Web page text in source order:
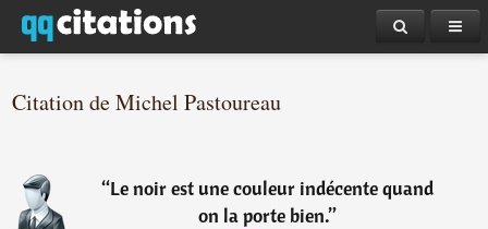
Citation de Michel Pastoureau
“Le noir est une couleur indécente quand
on la porte bien.”